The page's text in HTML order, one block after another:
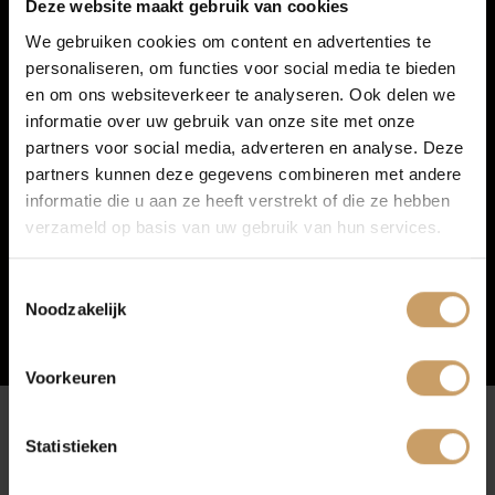
Deze website maakt gebruik van cookies
We gebruiken cookies om content en advertenties te
personaliseren, om functies voor social media te bieden
en om ons websiteverkeer te analyseren. Ook delen we
informatie over uw gebruik van onze site met onze
partners voor social media, adverteren en analyse. Deze
partners kunnen deze gegevens combineren met andere
informatie die u aan ze heeft verstrekt of die ze hebben
verzameld op basis van uw gebruik van hun services.
Noodzakelijk
Voorkeuren
StatistiekenAfleverpakketten
Autoverzekeringen
Verkoop
Auto onderhoud
Over Autobedrijf De Baaij